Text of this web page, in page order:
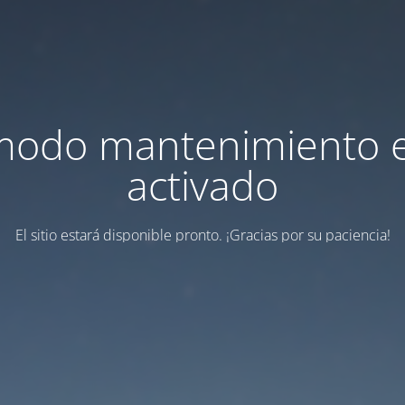
mantenimiento
activado
El sitio estará disponible pronto. ¡Gracias por su paciencia!